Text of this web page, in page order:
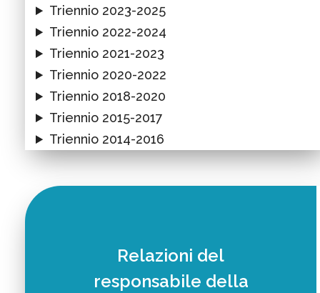
Triennio 2023-2025
Triennio 2022-2024
Triennio 2021-2023
Triennio 2020-2022
Triennio 2018-2020
Triennio 2015-2017
Triennio 2014-2016
Relazioni del
responsabile della